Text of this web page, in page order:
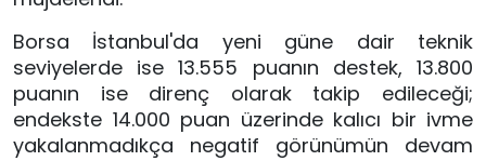
Borsa İstanbul'da yeni güne dair teknik
seviyelerde ise 13.555 puanın destek, 13.800
puanın ise direnç olarak takip edileceği;
endekste 14.000 puan üzerinde kalıcı bir ivme
yakalanmadıkça negatif görünümün devam